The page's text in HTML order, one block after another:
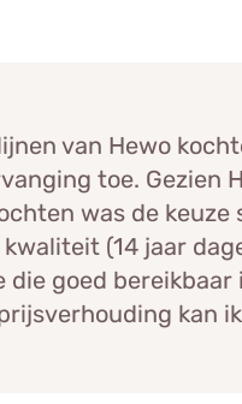
van Hewo
toe. Gezien
was de keuze
(14 jaar
die goed bereikbaar
kan